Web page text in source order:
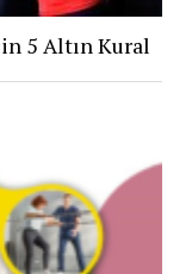
5 Altın Kural